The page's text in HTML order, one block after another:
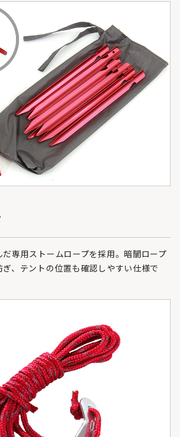
専用ストームロープを採用。暗闇ロープ
、テントの位置も確認しやすい仕様で